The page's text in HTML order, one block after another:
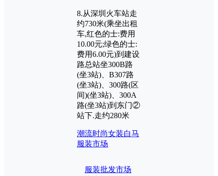
8.从深圳火车站走
约730米(乘坐出租
车,红色的士:费用
10.00元;绿色的士:
费用6.00元)到建设
路总站坐300B路
(坐3站)、B307路
(坐3站)、300路(区
间)(坐3站)、300A
路(坐3站)到东门②
站下.走约280米
潮流时尚女装白马
服装市场
服装批发市场